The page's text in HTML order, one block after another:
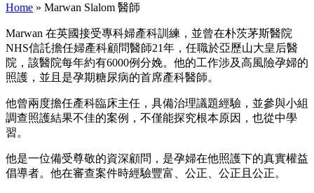
Home » Marwan Slalom 醫師
Marwan 在英國接受專科婦產科訓練，並曾在朴茨茅斯醫院
NHS信託擔任婦產科顧問醫師21年，任職於亞歷山大皇后醫
院，該醫院每年約有6000例分娩。他的工作涉及高風險孕婦的
照護，並且是孕期糖尿病的首席產科醫師。
他曾兩度擔任產科臨床主任，具備治理議題經驗，並參與小組
調查照護結果不佳的案例，不僅能探究根本原因，也從中學
習。
他是一位備受尊敬的資深顧問，是孕婦在他照護下的真實權益
倡導者。他在審查案件時經驗豐富、公正、公正且公正。